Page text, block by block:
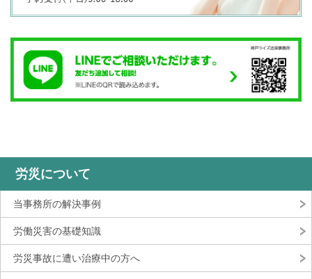
労災について
当事務所の解決事例
労働災害の基礎知識
労災事故に遭い治療中の方へ